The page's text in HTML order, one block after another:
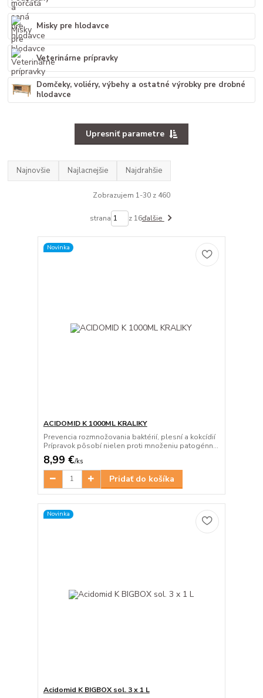
Misky pre hlodavce
Veterinárne prípravky
Domčeky, voliéry, výbehy a ostatné výrobky pre drobné
hlodavce
Upresniť parametre
Najnovšie Najlacnejšie Najdrahšie
Zobrazujem 1-30 z 460
strana z 16ďalšie
Novinka
ACIDOMID K 1000ML KRALIKY
Prevencia rozmnožovania baktérií, plesní a kokcídií
Prípravok pôsobí nielen proti množeniu patogénn...
8,99 €/ks
Pridať do košíka
Novinka
Acidomid K BIGBOX sol. 3 x 1 L